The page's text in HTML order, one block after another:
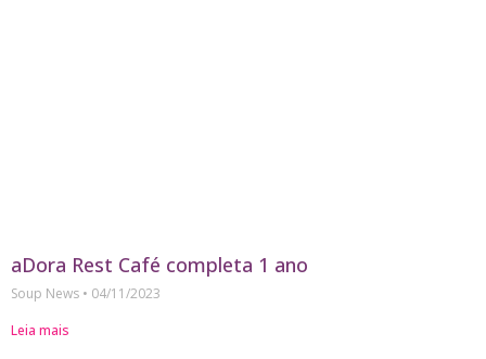
aDora Rest Café completa 1 ano
Soup News
04/11/2023
Leia mais